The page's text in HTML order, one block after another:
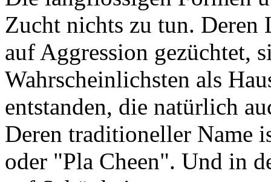
Zucht nichts zu tun. Deren
auf Aggression gezüchtet,
Wahrscheinlichsten als
entstanden, die natürlich
Deren traditioneller Name
oder "Pla Cheen". Und in